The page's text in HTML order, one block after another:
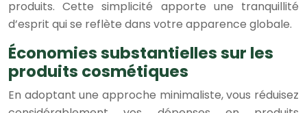
produits. Cette simplicité apporte une tranquillité
d’esprit qui se reflète dans votre apparence globale.
Économies substantielles sur les
produits cosmétiques
En adoptant une approche minimaliste, vous réduisez